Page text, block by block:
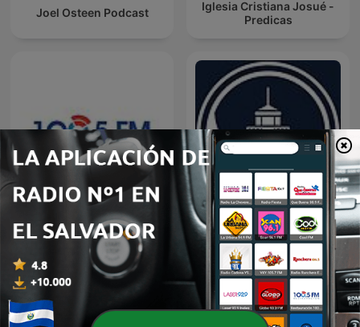
Joel Osteen Podcast
Iglesia Cristiana Josué -
Predicas
Restauracion Predicaciones Cristianas